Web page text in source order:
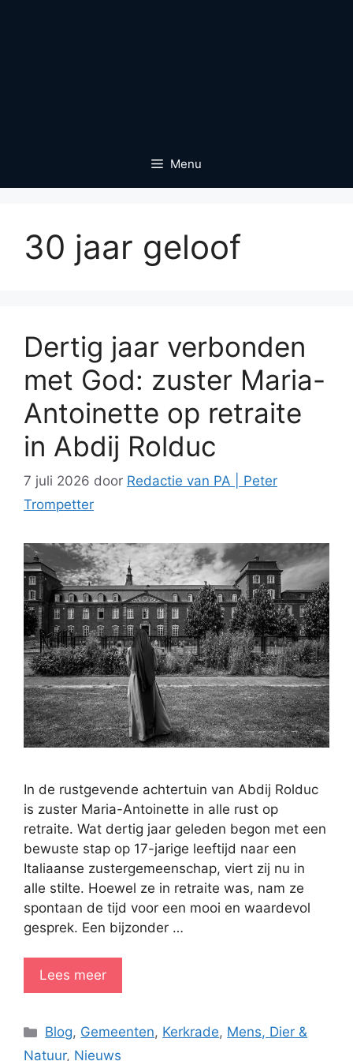
Menu
30 jaar geloof
Dertig jaar verbonden
met God: zuster Maria-
Antoinette op retraite
in Abdij Rolduc
7 juli 2026 door Redactie van PA | Peter
Trompetter
In de rustgevende achtertuin van Abdij Rolduc
is zuster Maria-Antoinette in alle rust op
retraite. Wat dertig jaar geleden begon met een
bewuste stap op 17-jarige leeftijd naar een
Italiaanse zustergemeenschap, viert zij nu in
alle stilte. Hoewel ze in retraite was, nam ze
spontaan de tijd voor een mooi en waardevol
gesprek. Een bijzonder …
Lees meer
Categorieën
Blog, Gemeenten, Kerkrade, Mens, Dier &
Natuur, Nieuws